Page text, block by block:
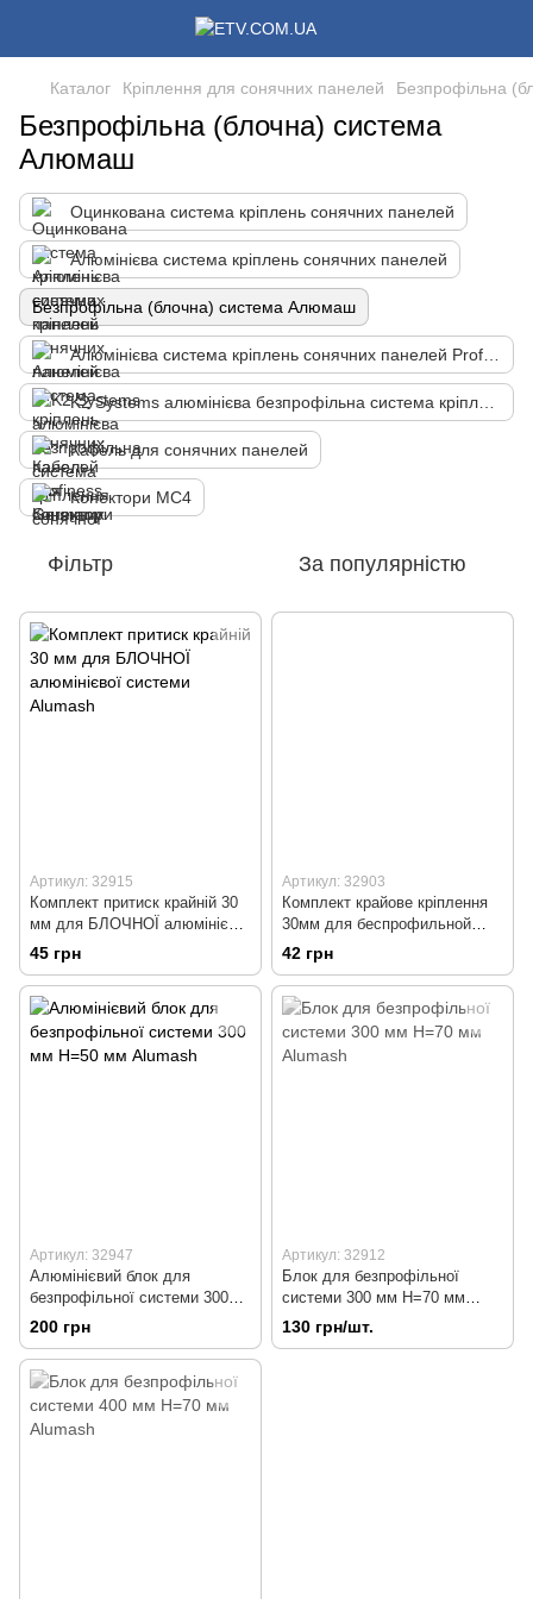
Каталог Кріплення для сонячних панелей Безпрофільна
Безпрофільна (блочна) система
Алюмаш
Оцинкована система кріплень сонячних панелей
Алюмінієва система кріплень сонячних панелей
Безпрофільна (блочна) система Алюмаш
Кабель для сонячних панелей
Конектори MC4
Фільтр За популярністю
Артикул: 32915
Комплект притиск крайній 30
мм для БЛОЧНОЇ алюмінієвої
системи Alumash
45 грн
Артикул: 32903
Комплект крайове кріплення
30мм для беспрофильной
системы
42 грн
Артикул: 32947
Алюмінієвий блок для
безпрофільної системи 300
мм Н=50 мм Alumash
200 грн
Артикул: 32912
Блок для безпрофільної
системи 300 мм Н=70 мм
Alumash
130 грн/шт.